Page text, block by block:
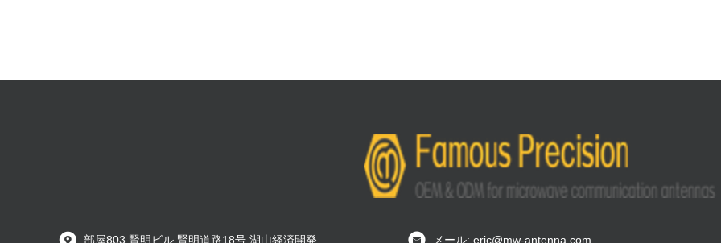
部屋803 賢明ビル 賢明道路18号 湖山経済開発 メール: eric@mw-antenna.com